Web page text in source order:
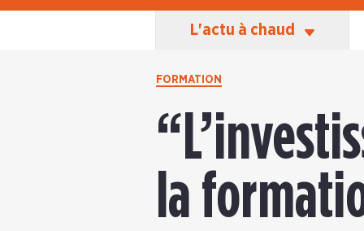
L'actu à chaud
Les Équipes En Action
FORMATION
la